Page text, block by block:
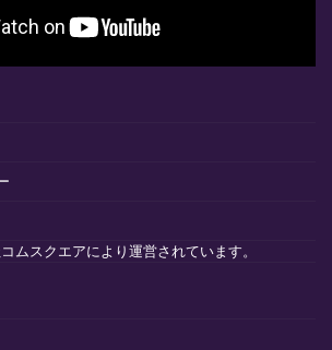
ムスクエアにより運営されています。